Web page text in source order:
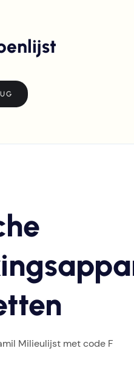
Milieulijst met code F